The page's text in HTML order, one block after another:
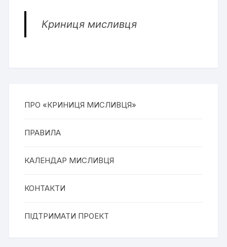
Криниця мисливця
ПРО «КРИНИЦЯ МИСЛИВЦЯ»
ПРАВИЛА
КАЛЕНДАР МИСЛИВЦЯ
КОНТАКТИ
ПІДТРИМАТИ ПРОЕКТ